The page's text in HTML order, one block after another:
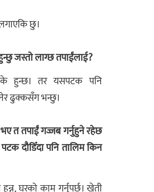
छु।
जस्तो लाग्छ तपाईंलाई?
के हुन्छ। तर यसपटक पनि
ढुक्कसँग भन्छु।
त तपाईं गज्जब गर्नुहुने रहेछ
दौडिँदा पनि तालिम किन
घरको काम गर्नुपर्छ। खेती